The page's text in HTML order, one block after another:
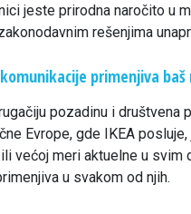
jeste prirodna naročito u
rešenjima
primenjiva baš
pozadinu i društvena
Evrope, gde IKEA
većoj meri aktuelne u svim
u svakom od njih.